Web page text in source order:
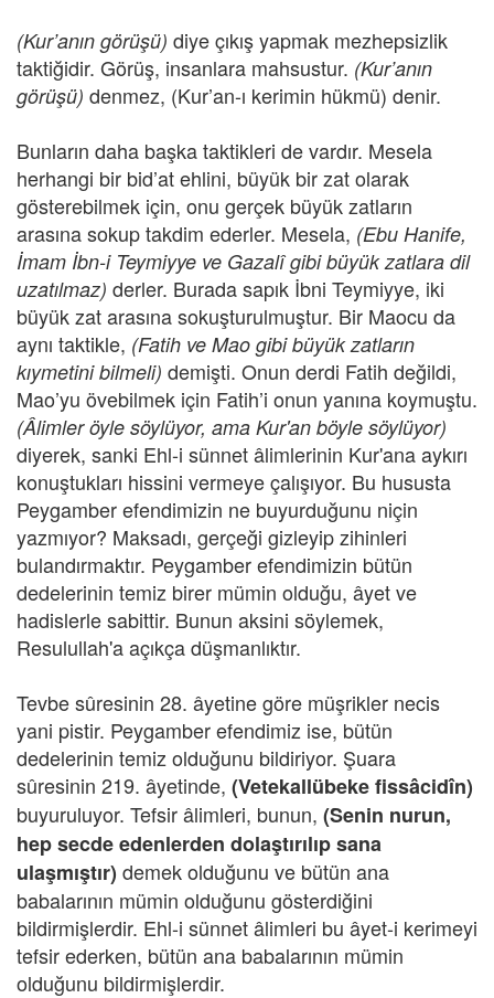
(Kur’anın görüşü) diye çıkış yapmak mezhepsizlik
taktiğidir. Görüş, insanlara mahsustur. (Kur’anın
görüşü) denmez, (Kur’an-ı kerimin hükmü) denir.
Bunların daha başka taktikleri de vardır. Mesela
herhangi bir bid’at ehlini, büyük bir zat olarak
gösterebilmek için, onu gerçek büyük zatların
arasına sokup takdim ederler. Mesela, (Ebu Hanife,
İmam İbn-i Teymiyye ve Gazalî gibi büyük zatlara dil
uzatılmaz) derler. Burada sapık İbni Teymiyye, iki
büyük zat arasına sokuşturulmuştur. Bir Maocu da
aynı taktikle, (Fatih ve Mao gibi büyük zatların
kıymetini bilmeli) demişti. Onun derdi Fatih değildi,
Mao’yu övebilmek için Fatih’i onun yanına koymuştu.
(Âlimler öyle söylüyor, ama Kur'an böyle söylüyor)
diyerek, sanki Ehl-i sünnet âlimlerinin Kur'ana aykırı
konuştukları hissini vermeye çalışıyor. Bu hususta
Peygamber efendimizin ne buyurduğunu niçin
yazmıyor? Maksadı, gerçeği gizleyip zihinleri
bulandırmaktır. Peygamber efendimizin bütün
dedelerinin temiz birer mümin olduğu, âyet ve
hadislerle sabittir. Bunun aksini söylemek,
Resulullah'a açıkça düşmanlıktır.
Tevbe sûresinin 28. âyetine göre müşrikler necis
yani pistir. Peygamber efendimiz ise, bütün
dedelerinin temiz olduğunu bildiriyor. Şuara
sûresinin 219. âyetinde, (Vetekallübeke fissâcidîn)
buyuruluyor. Tefsir âlimleri, bunun, (Senin nurun,
hep secde edenlerden dolaştırılıp sana
ulaşmıştır) demek olduğunu ve bütün ana
babalarının mümin olduğunu gösterdiğini
bildirmişlerdir. Ehl-i sünnet âlimleri bu âyet-i kerimeyi
tefsir ederken, bütün ana babalarının mümin
olduğunu bildirmişlerdir.